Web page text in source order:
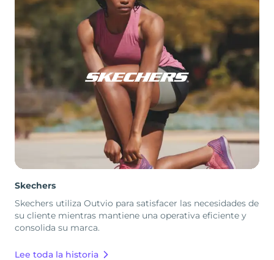
Skechers
Skechers utiliza Outvio para satisfacer las necesidades de
su cliente mientras mantiene una operativa eficiente y
consolida su marca.
Lee toda la historia